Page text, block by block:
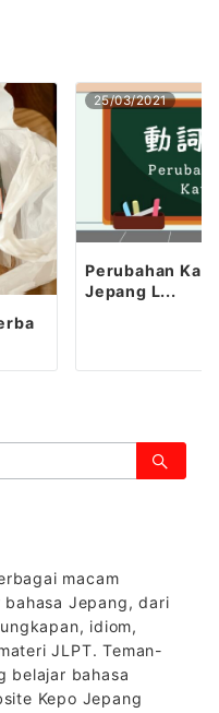
25/03/2021
Perubahan
Jepang L...
macam
Jepang, dari
idiom,
JLPT. Teman-
belajar bahasa
Kepo Jepang